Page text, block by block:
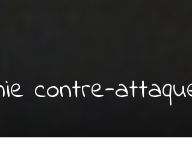
contre-